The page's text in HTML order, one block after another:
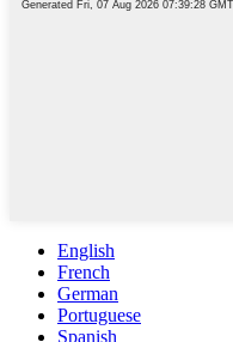
English
French
German
Portuguese
Spanish